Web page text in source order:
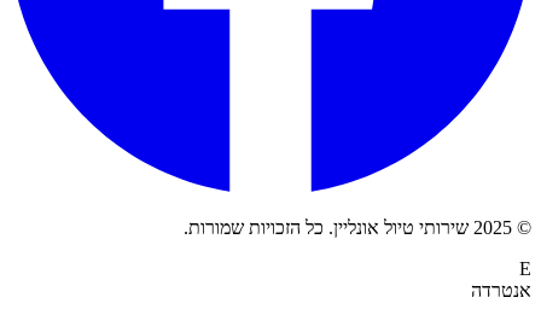
© 2025 שירותי טיול אונליין. כל הזכויות שמורות.
E
אנטרדה